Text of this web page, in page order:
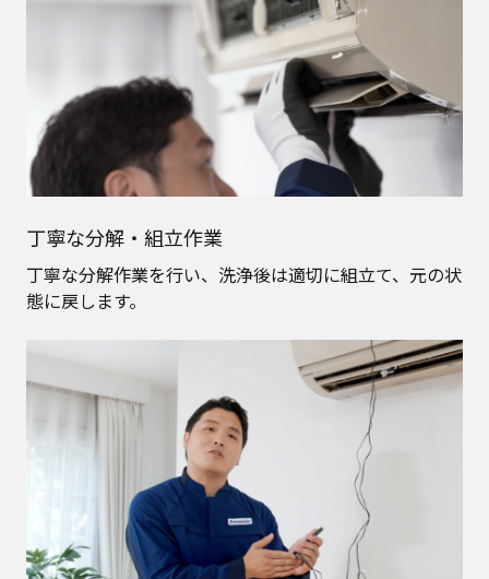
丁寧な分解・組立作業
丁寧な分解作業を行い、洗浄後は適切に組立て、元の状
態に戻します。